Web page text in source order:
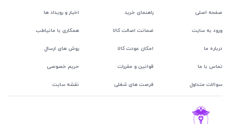
صفحه اصلی
ورود به سایت
درباره ما
تماس با ما
سوالات متداول
راهنمای خرید اخبار و رویداد ها
ضمانت اصالت کالا همکاری با مانیاطب
امکان عودت کالا روش های ارسال
قوانین و مقررات حریم خصوصی
فرصت های شغلی نقشه سایت